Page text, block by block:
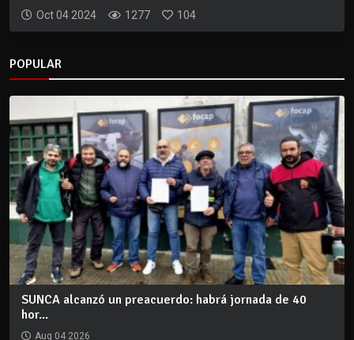
Oct 04 2024 1277 104
POPULAR
SUNCA alcanzó un preacuerdo: habrá jornada de 40
hor...
Aug 04 2026